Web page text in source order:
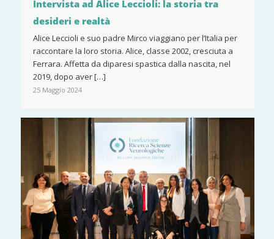
Intervista ad Alice Leccioli: la storia tra
desideri e realtà
Alice Leccioli e suo padre Mirco viaggiano per l’Italia per
raccontare la loro storia. Alice, classe 2002, cresciuta a
Ferrara. Affetta da diparesi spastica dalla nascita, nel
2019, dopo aver […]
25 Maggio 2024